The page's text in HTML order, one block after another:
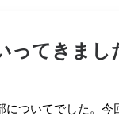
ってきまし
についてでした。今